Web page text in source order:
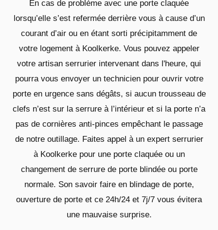
En cas de problème avec une porte claquée
lorsqu’elle s’est refermée derrière vous à cause d’un
courant d’air ou en étant sorti précipitamment de
votre logement à Koolkerke. Vous pouvez appeler
votre artisan serrurier intervenant dans l'heure, qui
pourra vous envoyer un technicien pour ouvrir votre
porte en urgence sans dégâts, si aucun trousseau de
clefs n’est sur la serrure à l’intérieur et si la porte n’a
pas de cornières anti-pinces empêchant le passage
de notre outillage. Faites appel à un expert serrurier
à Koolkerke pour une porte claquée ou un
changement de serrure de porte blindée ou porte
normale. Son savoir faire en blindage de porte,
ouverture de porte et ce 24h/24 et 7j/7 vous évitera
une mauvaise surprise.